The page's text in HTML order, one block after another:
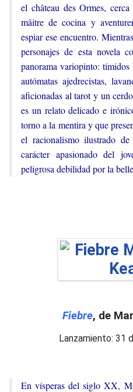
el château des Ormes,
mâitre de cocina y
espiar ese encuentro.
personajes de esta novela
panorama variopinto:
autómatas ajedrecistas,
aficionadas al tarot y un
es un relato delicado e
torno a la mentira y que
el racionalismo ilustrado
carácter apasionado del
peligrosa debilidad por la
Fiebre, de
Lanzamiento: 31
En vísperas del siglo XX,